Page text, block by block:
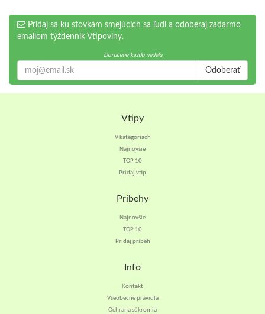
Pridaj sa ku stovkám smejúcich sa ľudí a odoberaj zadarmo
emailom týždenník Vtipoviny.
Doručené každú nedeľu
Odoberať
Vtipy
V kategóriach
Najnovšie
TOP 10
Pridaj vtip
Príbehy
Najnovšie
TOP 10
Pridaj príbeh
Info
Kontakt
Všeobecné pravidlá
Ochrana súkromia